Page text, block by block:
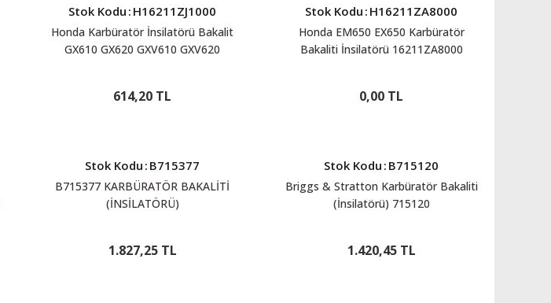
Stok Kodu : H16211ZJ1000
Honda Karbüratör İnsilatörü Bakalit
GX610 GX620 GXV610 GXV620
614,20 TL
Stok Kodu : H16211ZA8000
Honda EM650 EX650 Karbüratör
Bakaliti İnsilatörü 16211ZA8000
0,00 TL
Stok Kodu : B715377
B715377 KARBÜRATÖR BAKALİTİ
(İNSİLATÖRÜ)
1.827,25 TL
Stok Kodu : B715120
Briggs & Stratton Karbüratör Bakaliti
(İnsilatörü) 715120
1.420,45 TL